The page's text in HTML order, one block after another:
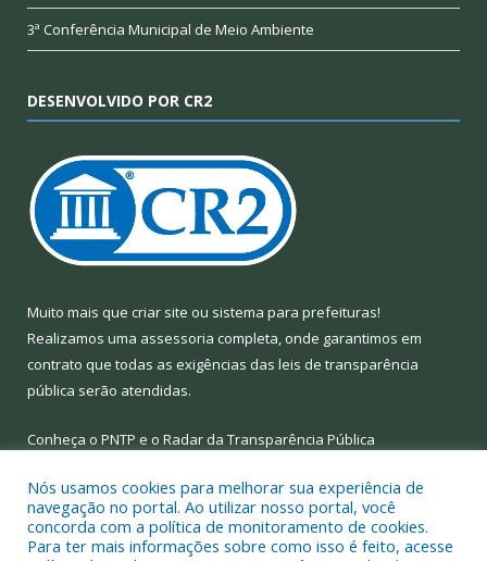
3ª Conferência Municipal de Meio Ambiente
DESENVOLVIDO POR CR2
Muito mais que criar site ou sistema para prefeituras!
Realizamos uma assessoria completa, onde garantimos em
contrato que todas as exigências das leis de transparência
pública serão atendidas.
Conheça o PNTP e o Radar da Transparência Pública
Todos os direitos reservados a Prefeitura Municipal de Limoeiro
Nós usamos cookies para melhorar sua experiência de
navegação no portal. Ao utilizar nosso portal, você
concorda com a política de monitoramento de cookies.
Para ter mais informações sobre como isso é feito, acesse